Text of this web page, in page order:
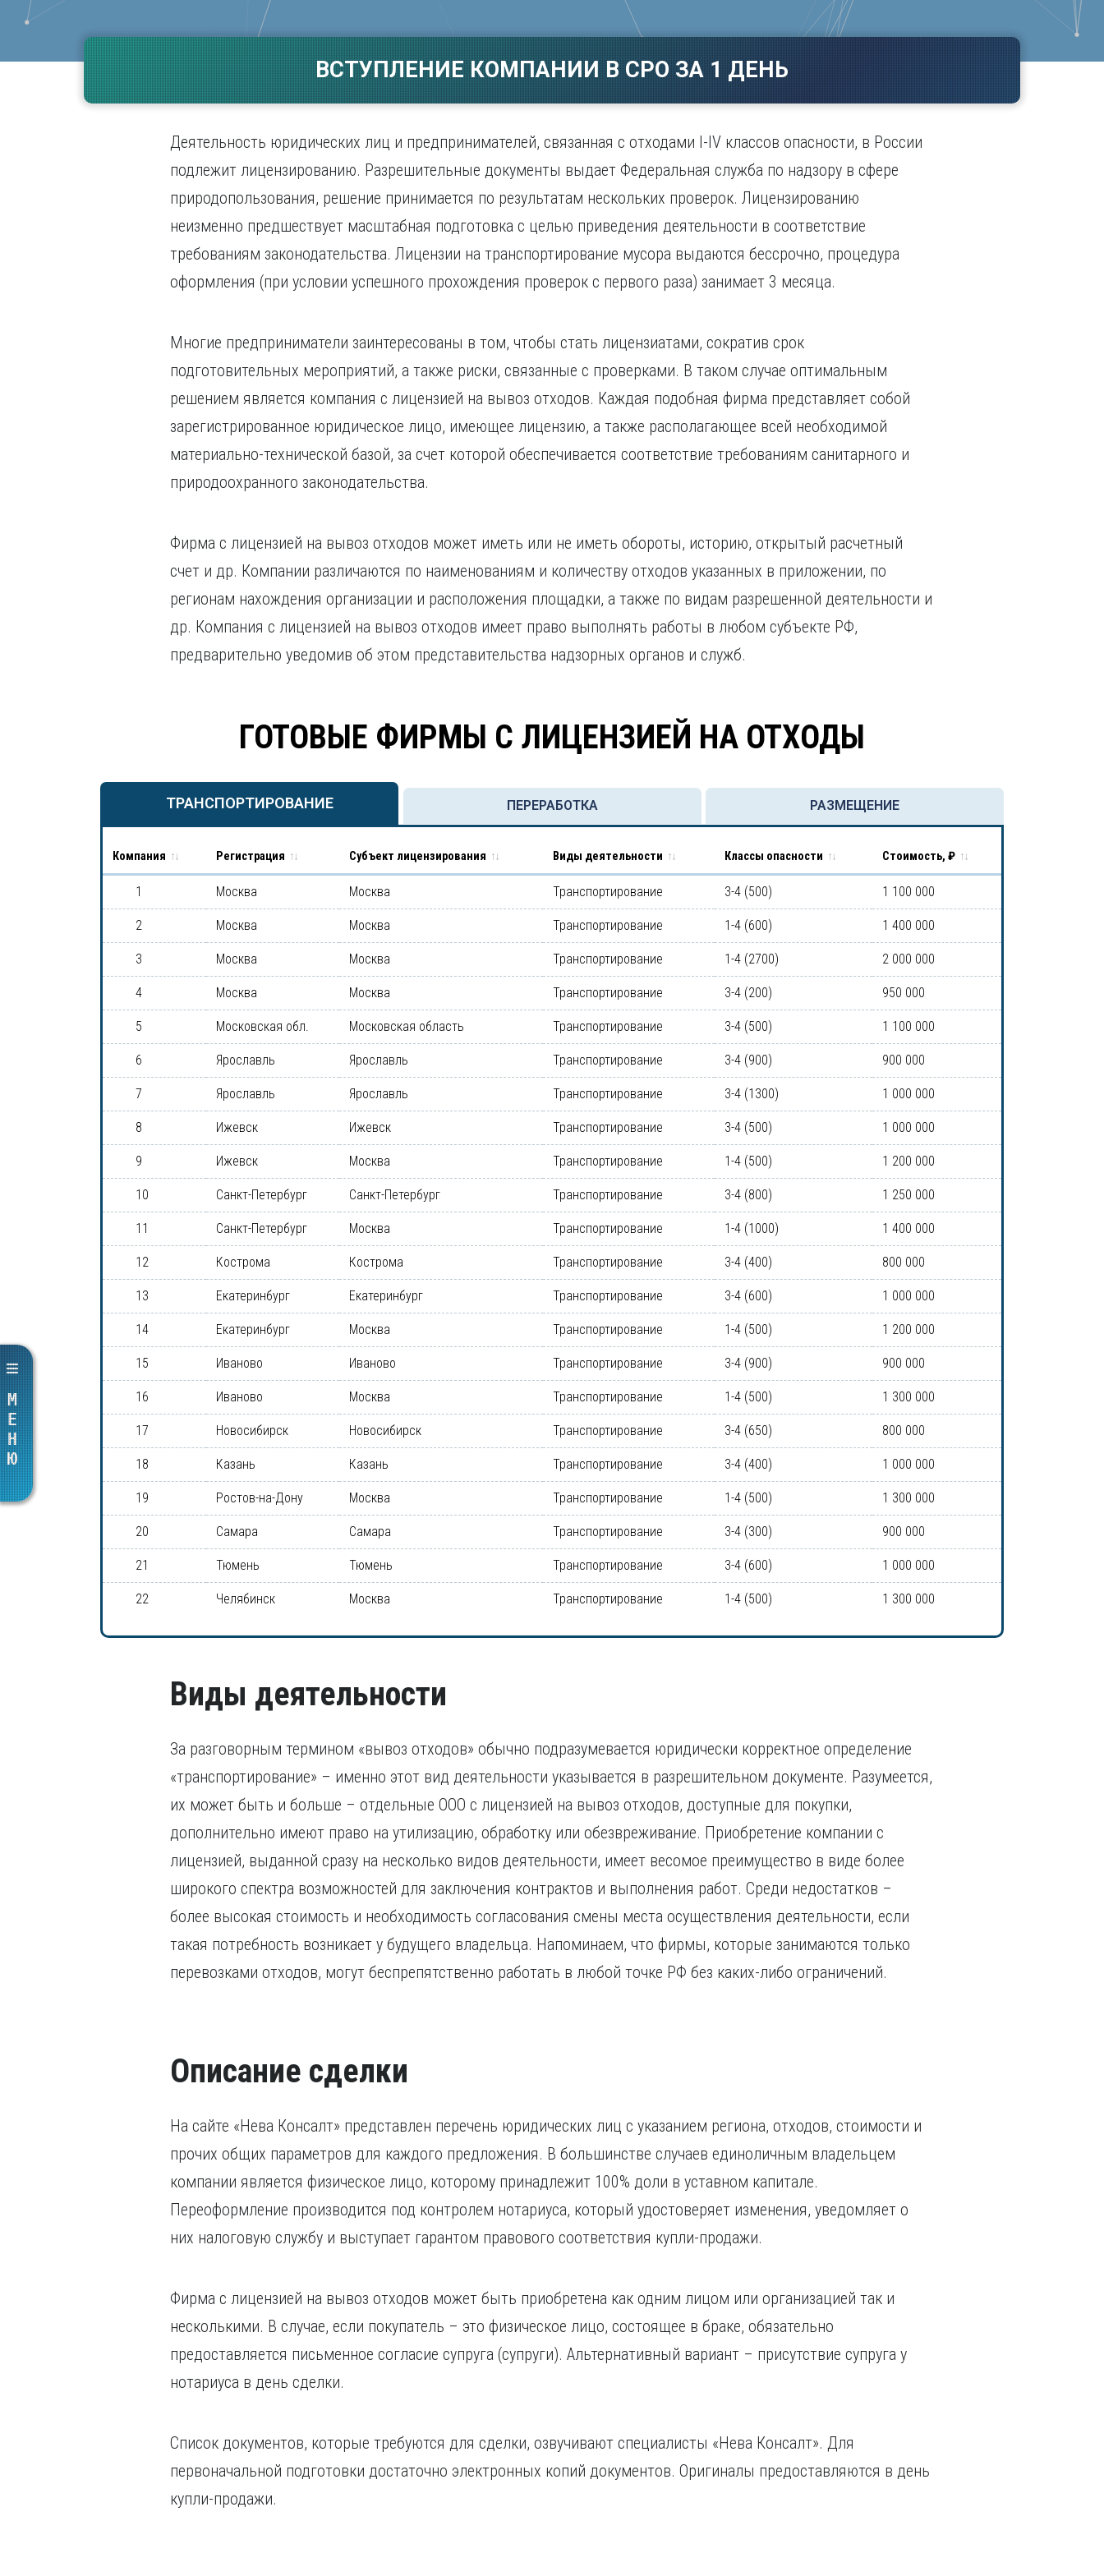
Воронеж
Е
Иваново
Ижевск
Мурманск
Н
Нижний Тагил
Новокузнецк
Новосибирск
Севастополь
Смоленск
Чебоксары
Ярославль
ВСТУПЛЕНИЕ КОМПАНИИ В СРО ЗА 1 ДЕНЬ
Деятельность юридических лиц и предпринимателей, связанная с отходами I-IV классов опасности, в России
подлежит лицензированию. Разрешительные документы выдает Федеральная служба по надзору в сфере
природопользования, решение принимается по результатам нескольких проверок. Лицензированию
неизменно предшествует масштабная подготовка с целью приведения деятельности в соответствие
требованиям законодательства. Лицензии на транспортирование мусора выдаются бессрочно, процедура
оформления (при условии успешного прохождения проверок с первого раза) занимает 3 месяца.
Многие предприниматели заинтересованы в том, чтобы стать лицензиатами, сократив срок
подготовительных мероприятий, а также риски, связанные с проверками. В таком случае оптимальным
решением является компания с лицензией на вывоз отходов. Каждая подобная фирма представляет собой
зарегистрированное юридическое лицо, имеющее лицензию, а также располагающее всей необходимой
материально-технической базой, за счет которой обеспечивается соответствие требованиям санитарного и
природоохранного законодательства.
Фирма с лицензией на вывоз отходов может иметь или не иметь обороты, историю, открытый расчетный
счет и др. Компании различаются по наименованиям и количеству отходов указанных в приложении, по
регионам нахождения организации и расположения площадки, а также по видам разрешенной деятельности и
др. Компания с лицензией на вывоз отходов имеет право выполнять работы в любом субъекте РФ,
предварительно уведомив об этом представительства надзорных органов и служб.
ГОТОВЫЕ ФИРМЫ С ЛИЦЕНЗИЕЙ НА ОТХОДЫ
ТРАНСПОРТИРОВАНИЕ ПЕРЕРАБОТКА РАЗМЕЩЕНИЕ
Компания Регистрация Субъект лицензирования Виды деятельности Классы опасности Стоимость, ₽
1 Москва Москва Транспортирование 3-4 (500) 1 100 000
2 Москва Москва Транспортирование 1-4 (600) 1 400 000
3 Москва Москва Транспортирование 1-4 (2700) 2 000 000
4 Москва Москва Транспортирование 3-4 (200) 950 000
5 Московская обл. Московская область Транспортирование 3-4 (500) 1 100 000
6 Ярославль Ярославль Транспортирование 3-4 (900) 900 000
7 Ярославль Ярославль Транспортирование 3-4 (1300) 1 000 000
8 Ижевск Ижевск Транспортирование 3-4 (500) 1 000 000
9 Ижевск Москва Транспортирование 1-4 (500) 1 200 000
10 Санкт-Петербург Санкт-Петербург Транспортирование 3-4 (800) 1 250 000
11 Санкт-Петербург Москва Транспортирование 1-4 (1000) 1 400 000
12 Кострома Кострома Транспортирование 3-4 (400) 800 000
13 Екатеринбург Екатеринбург Транспортирование 3-4 (600) 1 000 000
14 Екатеринбург Москва Транспортирование 1-4 (500) 1 200 000
15 Иваново Иваново Транспортирование 3-4 (900) 900 000
16 Иваново Москва Транспортирование 1-4 (500) 1 300 000
17 Новосибирск Новосибирск Транспортирование 3-4 (650) 800 000
18 Казань Казань Транспортирование 3-4 (400) 1 000 000
19 Ростов-на-Дону Москва Транспортирование 1-4 (500) 1 300 000
20 Самара Самара Транспортирование 3-4 (300) 900 000
21 Тюмень Тюмень Транспортирование 3-4 (600) 1 000 000
22 Челябинск Москва Транспортирование 1-4 (500) 1 300 000
Виды деятельности
За разговорным термином «вывоз отходов» обычно подразумевается юридически корректное определение
«транспортирование» – именно этот вид деятельности указывается в разрешительном документе. Разумеется,
их может быть и больше – отдельные ООО с лицензией на вывоз отходов, доступные для покупки,
дополнительно имеют право на утилизацию, обработку или обезвреживание. Приобретение компании с
лицензией, выданной сразу на несколько видов деятельности, имеет весомое преимущество в виде более
широкого спектра возможностей для заключения контрактов и выполнения работ. Среди недостатков –
более высокая стоимость и необходимость согласования смены места осуществления деятельности, если
такая потребность возникает у будущего владельца. Напоминаем, что фирмы, которые занимаются только
перевозками отходов, могут беспрепятственно работать в любой точке РФ без каких-либо ограничений.
Описание сделки
На сайте «Нева Консалт» представлен перечень юридических лиц с указанием региона, отходов, стоимости и
прочих общих параметров для каждого предложения. В большинстве случаев единоличным владельцем
компании является физическое лицо, которому принадлежит 100% доли в уставном капитале.
Переоформление производится под контролем нотариуса, который удостоверяет изменения, уведомляет о
них налоговую службу и выступает гарантом правового соответствия купли-продажи.
Фирма с лицензией на вывоз отходов может быть приобретена как одним лицом или организацией так и
несколькими. В случае, если покупатель – это физическое лицо, состоящее в браке, обязательно
предоставляется письменное согласие супруга (супруги). Альтернативный вариант – присутствие супруга у
нотариуса в день сделки.
Список документов, которые требуются для сделки, озвучивают специалисты «Нева Консалт». Для
первоначальной подготовки достаточно электронных копий документов. Оригиналы предоставляются в день
купли-продажи.
МЕНЮ